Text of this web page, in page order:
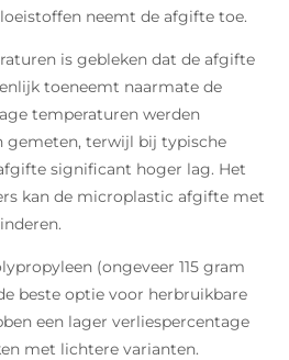
neemt de afgifte toe.
is gebleken dat de afgifte
toeneemt naarmate de
temperaturen werden
gemeten, terwijl bij typische
significant hoger lag. Het
kan de microplastic afgifte met
(ongeveer 115 gram
beste optie voor herbruikbare
een lager verliespercentage
met lichtere varianten.